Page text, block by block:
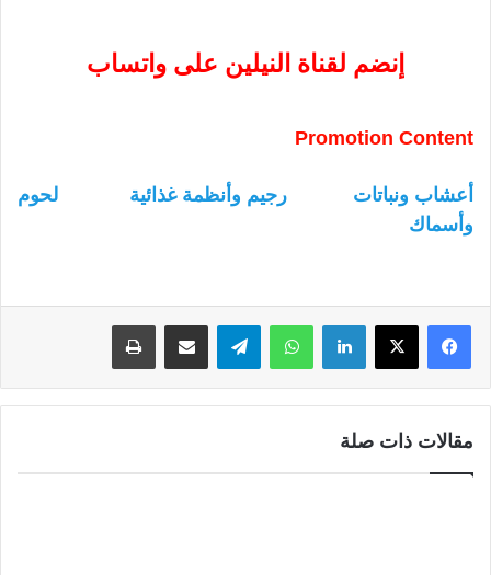
إنضم لقناة النيلين على واتساب
Promotion Content
أعشاب ونباتات رجيم وأنظمة غذائية
لحوم
وأسماك
لينكدإن واتساب
مقالات ذات صلة